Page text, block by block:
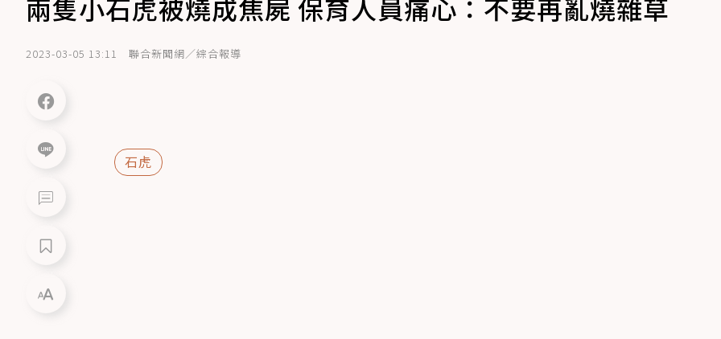
兩隻小石虎被燒成焦屍 保育人員痛心：不要再亂燒雜草
2023-03-05 13:11 聯合新聞網／綜合報導
石虎